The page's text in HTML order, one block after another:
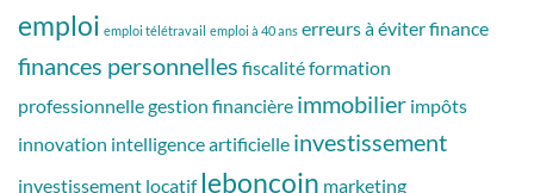
emploi emploi télétravail emploi à 40 ans erreurs à éviterfinance
finances personnelles fiscalitéformation
professionnellegestion financière immobilier impôts
innovation intelligence artificielle investissement
investissement locatif leboncoin marketing